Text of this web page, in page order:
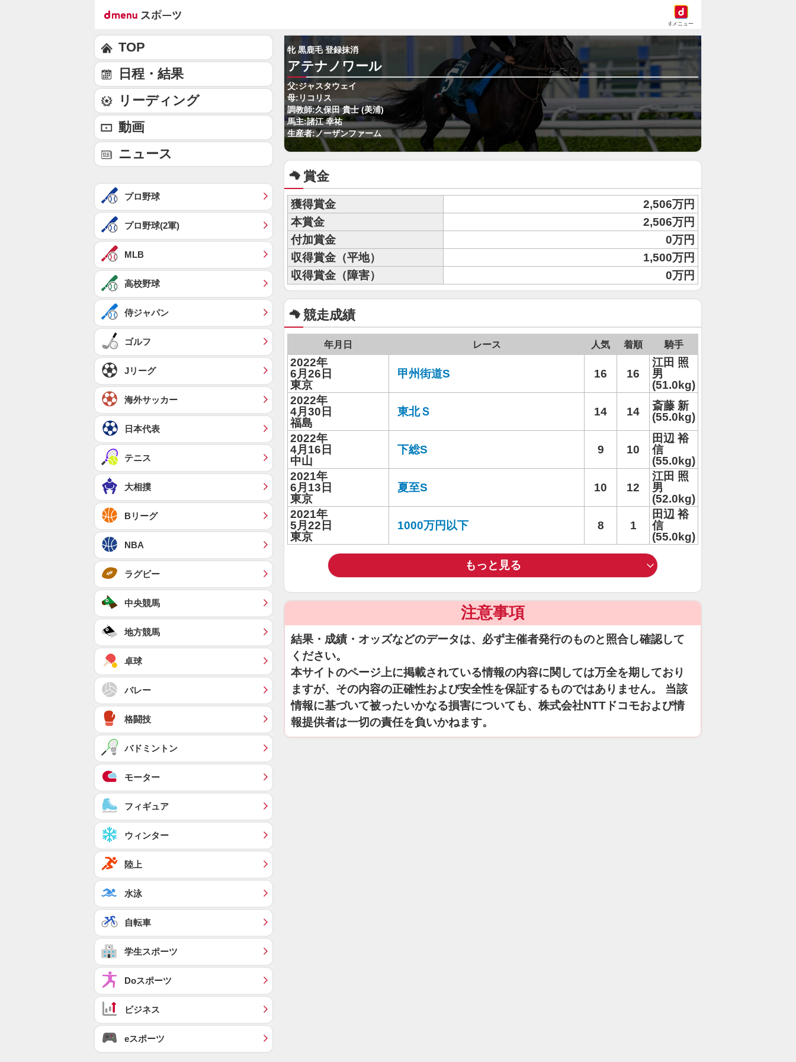
dメニュー
牝 黒鹿毛 登録抹消
アテナノワール
父:ジャスタウェイ
母:リコリス
調教師:久保田 貴士 (美浦)
馬主:諸江 幸祐
生産者:ノーザンファーム
賞金
獲得賞金
2,506万円
本賞金
2,506万円
付加賞金
0万円
収得賞金（平地）
1,500万円
収得賞金（障害）
0万円
競走成績
年月日 レース 人気 着順 騎手
2022年
6月26日
東京
甲州街道S 16 16
江田 照
男
(51.0kg)
2022年
4月30日
福島
東北Ｓ 14 14
斎藤 新
(55.0kg)
2022年
4月16日
中山
下総S 9 10
田辺 裕
信
(55.0kg)
2021年
6月13日
東京
夏至S 10 12
江田 照
男
(52.0kg)
2021年
5月22日
東京
1000万円以下 8 1
田辺 裕
信
(55.0kg)
もっと見る
注意事項
結果・成績・オッズなどのデータは、必ず主催者発行のものと照合し確認して
ください。
本サイトのページ上に掲載されている情報の内容に関しては万全を期しており
ますが、その内容の正確性および安全性を保証するものではありません。 当該
情報に基づいて被ったいかなる損害についても、株式会社NTTドコモおよび情
報提供者は一切の責任を負いかねます。
TOP
日程・結果
リーディング
動画
ニュース
プロ野球
プロ野球(2軍)
MLB
高校野球
侍ジャパン
ゴルフ
Jリーグ
海外サッカー
日本代表
テニス
大相撲
Bリーグ
NBA
ラグビー
中央競馬
地方競馬
卓球
バレー
格闘技
バドミントン
モーター
フィギュア
ウィンター
陸上
水泳
自転車
学生スポーツ
Doスポーツ
ビジネス
eスポーツ